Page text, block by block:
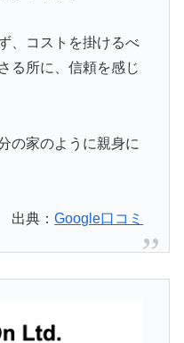
、コストを掛けるべ
る所に、信頼を感じ
の家のように親身に
出典：Google口コミ